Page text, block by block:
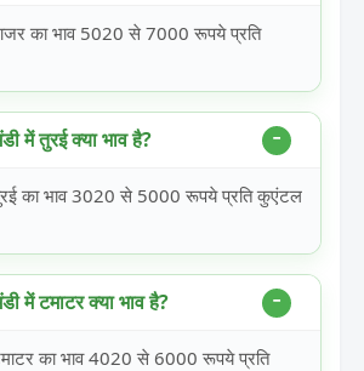
का भाव 5020 से 7000 रूपये प्रति
में तुरई क्या भाव है?
का भाव 3020 से 5000 रूपये प्रति कुएंटल
में टमाटर क्या भाव है?
का भाव 4020 से 6000 रूपये प्रति